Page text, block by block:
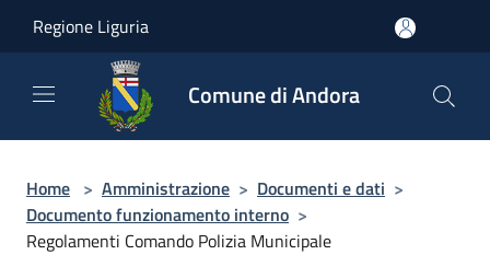
Regione Liguria
Comune di Andora
Home > Amministrazione > Documenti e dati >
Documento funzionamento interno >
Regolamenti Comando Polizia Municipale